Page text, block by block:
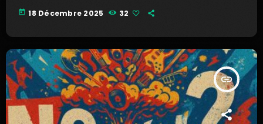
today 18 Décembre 2025 32
insert_link